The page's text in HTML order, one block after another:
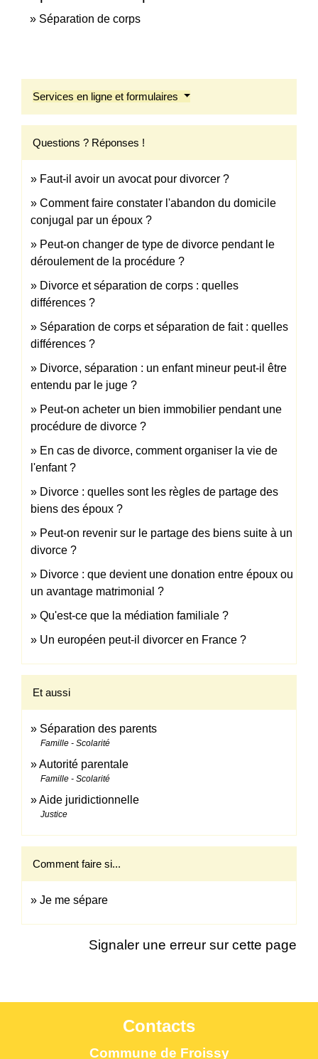
Séparation de corps
Services en ligne et formulaires
Questions ? Réponses !
Faut-il avoir un avocat pour divorcer ?
Comment faire constater l'abandon du domicile
conjugal par un époux ?
Peut-on changer de type de divorce pendant le
déroulement de la procédure ?
Divorce et séparation de corps : quelles
différences ?
Séparation de corps et séparation de fait : quelles
différences ?
Divorce, séparation : un enfant mineur peut-il être
entendu par le juge ?
Peut-on acheter un bien immobilier pendant une
procédure de divorce ?
En cas de divorce, comment organiser la vie de
l'enfant ?
Divorce : quelles sont les règles de partage des
biens des époux ?
Peut-on revenir sur le partage des biens suite à un
divorce ?
Divorce : que devient une donation entre époux ou
un avantage matrimonial ?
Qu'est-ce que la médiation familiale ?
Un européen peut-il divorcer en France ?
Et aussi
Séparation des parents
Famille - Scolarité
Autorité parentale
Famille - Scolarité
Aide juridictionnelle
Justice
Comment faire si...
Je me sépare
Signaler une erreur sur cette page
Contacts
Commune de Froissy